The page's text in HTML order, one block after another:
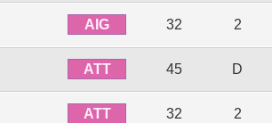
AIG 32 2
ATT 45 D
ATT 32 2